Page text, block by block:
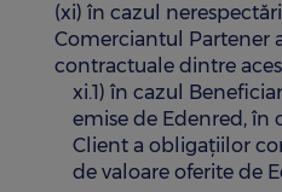
(xi) în cazul
Comerciantul Partener
contractuale dintre
xi.1) în cazul
emise de Edenred, în
Client a obligațiilor
de valoare oferite de